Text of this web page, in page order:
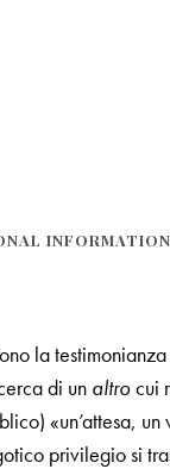
INFORMATION
la
di un altrocui
«un’attesa, un
privilegio si